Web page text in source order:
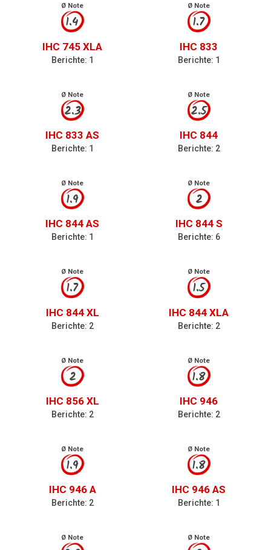
Ø Note
1.4
IHC 745 XLA
Berichte: 1
Ø Note
1.7
IHC 833
Berichte: 1
Ø Note
2.3
IHC 833 AS
Berichte: 1
Ø Note
2.5
IHC 844
Berichte: 2
Ø Note
1.9
IHC 844 AS
Berichte: 1
Ø Note
2
IHC 844 S
Berichte: 6
Ø Note
1.7
IHC 844 XL
Berichte: 2
Ø Note
1.5
IHC 844 XLA
Berichte: 2
Ø Note
2
IHC 856 XL
Berichte: 2
Ø Note
1.8
IHC 946
Berichte: 2
Ø Note
1.9
IHC 946 A
Berichte: 2
Ø Note
1.8
IHC 946 AS
Berichte: 1
Ø Note Ø Note